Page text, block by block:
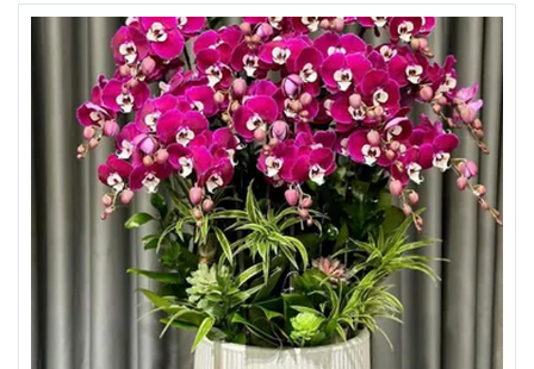
Hoa Lan Hồ Điệp Tết Hải Phòng 36
6.700.000đ
Mua ngay
Thêm giỏ hàng